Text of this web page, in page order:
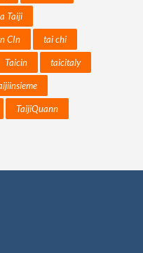
Taiji
CIn tai chi
Taicin taicitaly
TaijiQuann